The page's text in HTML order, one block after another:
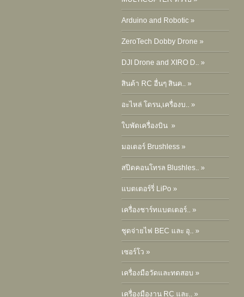
Arduino and Robotic »
ZeroTech Dobby Drone »
DJI Drone and XIRO D.. »
สินค้า RC อื่นๆ สินค.. »
อะไหล่ โดรน,เครื่องบ.. »
ใบพัดเครื่องบิน »
มอเตอร์ Brushless »
สปีดคอนโทรล Blushles.. »
แบตเตอร์รี่ LiPo »
เครื่องชาร์ทแบตเตอร์.. »
ชุดจ่ายไฟ BEC และ อุ.. »
เซอร์โว »
เครื่องมือวัดและทดสอบ »
เครื่องมืองาน RC และ.. »